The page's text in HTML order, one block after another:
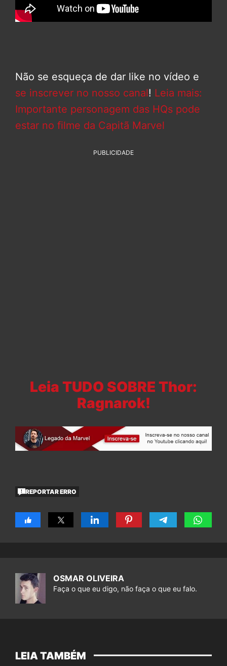
Não se esqueça de dar like no vídeo e
se inscrever no nosso canal! Leia mais:
Importante personagem das HQs pode
estar no filme da Capitã Marvel
PUBLICIDADE
Leia TUDO SOBRE Thor:
Ragnarok!
REPORTAR ERRO
OSMAR OLIVEIRA
Faça o que eu digo, não faça o que eu falo.
LEIA TAMBÉM